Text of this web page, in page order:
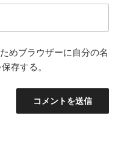
めブラウザーに自分の名
存する。